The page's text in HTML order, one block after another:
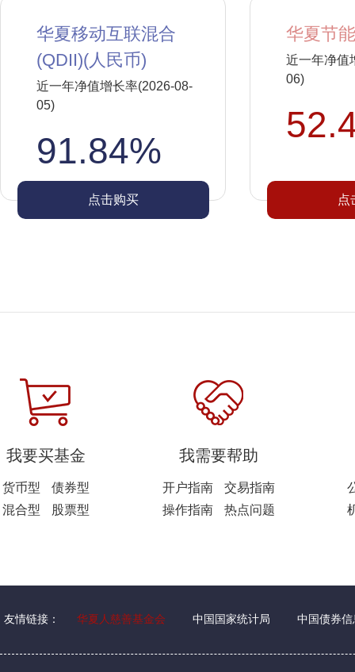
华夏移动互联混合
(QDII)(人民币)
近一年净值增长率(2026-08-
05)
91.84%
点击购买
华夏节
近一年净值
06)
点
我要买基金
货币型
债券型
混合型
股票型
我需要帮助
开户指南
交易指南
操作指南
热点问题
友情链接： 华夏人慈善基金会 中国国家统计局 中国债券信